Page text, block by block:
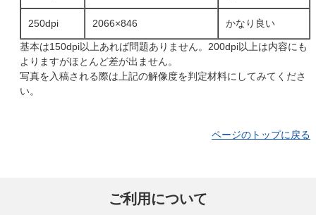
250dpi 2066×846 かなり良い
基本は150dpi以上あれば問題ありません。200dpi以上は内容にも
よりますがほとんど差が出ません。
写真を入稿される際は上記の解像度を判定材料にしてみてくださ
い。
ページのトップに戻る
ご利用について